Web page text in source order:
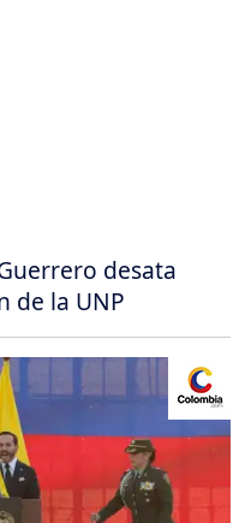
desata
de la UNP